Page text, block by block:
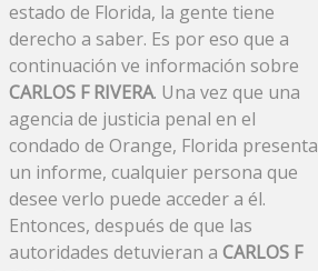
estado de Florida, la gente tiene
derecho a saber. Es por eso que a
continuación ve información sobre
CARLOS F RIVERA. Una vez que una
agencia de justicia penal en el
condado de Orange, Florida presenta
un informe, cualquier persona que
desee verlo puede acceder a él.
Entonces, después de que las
autoridades detuvieran a CARLOS F